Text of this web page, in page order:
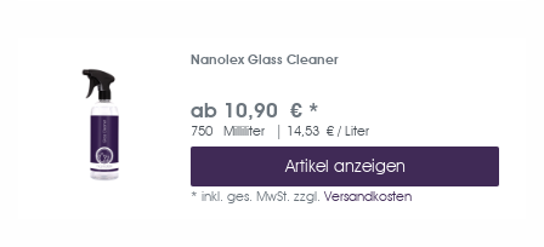
Nanolex Glass Cleaner
ab 10,90 € *
750 Milliliter | 14,53 € / Liter
Artikel anzeigen
*inkl. ges. MwSt. zzgl.Versandkosten